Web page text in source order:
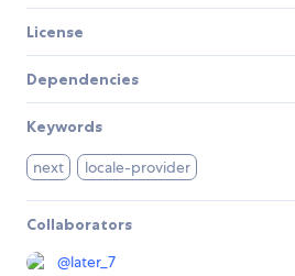
License
Dependencies
Keywords
next locale-provider
Collaborators
@later_7